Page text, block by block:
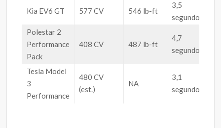
Kia EV6 GT 577 CV 546 lb-ft
3,5
segundos
Polestar 2
Performance
Pack
408 CV 487 lb-ft
4,7
segundos
Tesla Model
3
Performance
480 CV
(est.)
NA
3,1
segundos